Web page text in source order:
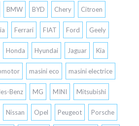
BMW BYD Chery Citroen
Ferrari FIAT Ford Geely
Honda Hyundai Jaguar Kia
masini eco masini electrice
Benz MG MINI Mitsubishi
Nissan Opel Peugeot Porsche